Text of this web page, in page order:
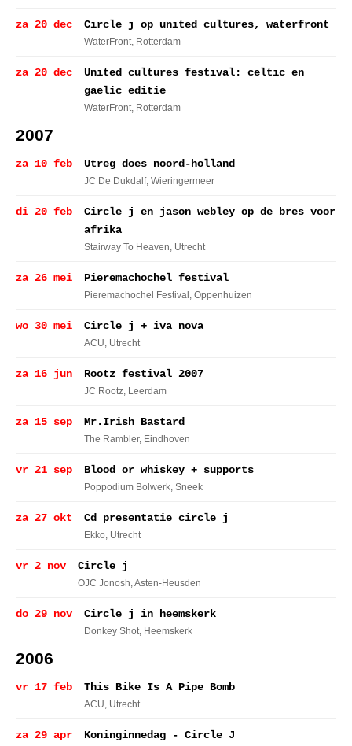
za 20 dec Circle j op united cultures, waterfront
WaterFront, Rotterdam
za 20 dec
United cultures festival: celtic en
gaelic editie
WaterFront, Rotterdam
2007
za 10 feb Utreg does noord-holland
JC De Dukdalf, Wieringermeer
di 20 feb
Circle j en jason webley op de bres voor
afrika
Stairway To Heaven, Utrecht
za 26 mei Pieremachochel festival
Pieremachochel Festival , Oppenhuizen
wo 30 mei Circle j + iva nova
ACU, Utrecht
za 16 jun Rootz festival 2007
JC Rootz, Leerdam
za 15 sep Mr.Irish Bastard
The Rambler, Eindhoven
vr 21 sep Blood or whiskey + supports
Poppodium Bolwerk, Sneek
za 27 okt Cd presentatie circle j
Ekko, Utrecht
vr 2 nov Circle j
OJC Jonosh, Asten-Heusden
do 29 nov Circle j in heemskerk
Donkey Shot, Heemskerk
2006
vr 17 feb This Bike Is A Pipe Bomb
ACU, Utrecht
za 29 apr Koninginnedag - Circle J